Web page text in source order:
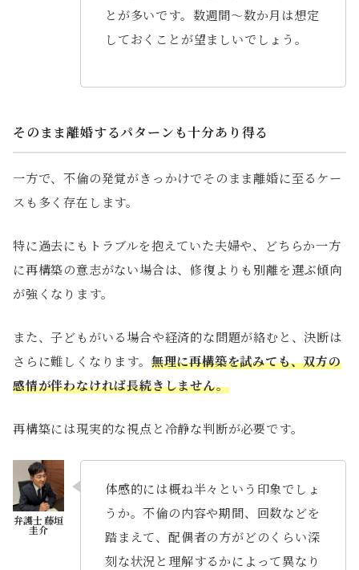
とが多いです。数週間～数か月は想定
しておくことが望ましいでしょう。
そのまま離婚するパターンも十分あり得る
一方で、不倫の発覚がきっかけでそのまま離婚に至るケー
スも多く存在します。
特に過去にもトラブルを抱えていた夫婦や、どちらか一方
に再構築の意志がない場合は、修復よりも別離を選ぶ傾向
が強くなります。
また、子どもがいる場合や経済的な問題が絡むと、決断は
さらに難しくなります。 無理に再構築を試みても、双方の
感情が伴わなければ長続きしません。
再構築には現実的な視点と冷静な判断が必要です。
体感的には概ね半々という印象でしょ
うか。不倫の内容や期間、回数などを
踏まえて、配偶者の方がどのくらい深
刻な状況と理解するかによって異なり